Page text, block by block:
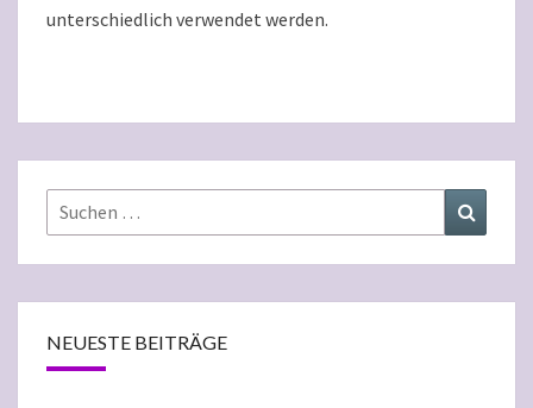
unterschiedlich verwendet werden.
Suchen
nach:
NEUESTE BEITRÄGE